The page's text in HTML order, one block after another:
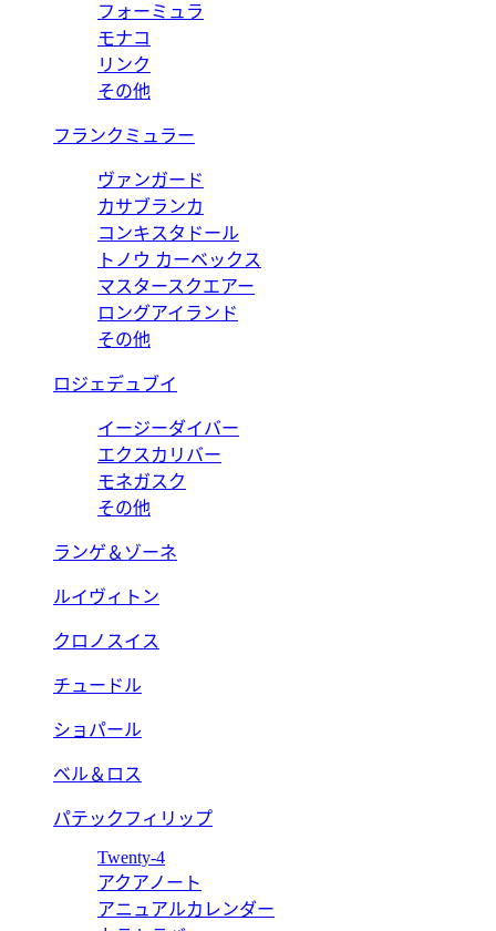
フォーミュラ
モナコ
リンク
その他
フランクミュラー
ヴァンガード
カサブランカ
コンキスタドール
トノウ カーベックス
マスタースクエアー
ロングアイランド
その他
ロジェデュブイ
イージーダイバー
エクスカリバー
モネガスク
その他
ランゲ＆ゾーネ
ルイヴィトン
クロノスイス
チュードル
ショパール
ベル＆ロス
パテックフィリップ
Twenty-4
アクアノート
アニュアルカレンダー